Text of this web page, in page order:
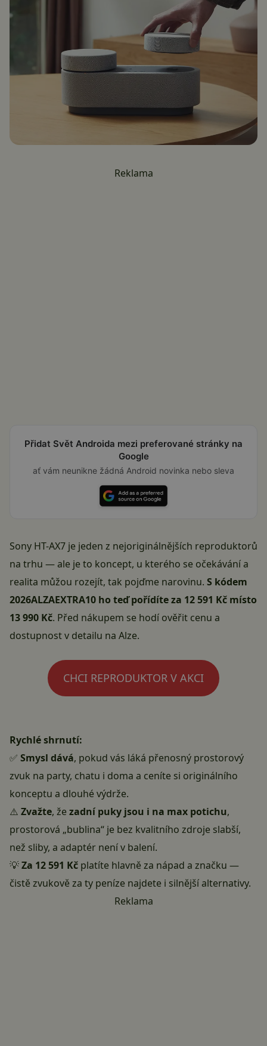
Reklama
Přidat Svět Androida mezi preferované stránky na
Google
ať vám neunikne žádná Android novinka nebo sleva
Sony HT-AX7 je jeden z nejoriginálnějších reproduktorů
na trhu — ale je to koncept, u kterého se očekávání a
realita můžou rozejít, tak pojďme narovinu. S kódem
2026ALZAEXTRA10 ho teď pořídíte za 12 591 Kč místo
13 990 Kč. Před nákupem se hodí ověřit cenu a
dostupnost v detailu na Alze.
CHCI REPRODUKTOR V AKCI
Rychlé shrnutí:
✅ Smysl dává, pokud vás láká přenosný prostorový
zvuk na party, chatu i doma a ceníte si originálního
konceptu a dlouhé výdrže.
⚠️ Zvažte, žezadní puky jsou i na max potichu,
prostorová „bublina“ je bez kvalitního zdroje slabší,
než sliby, a adaptér není v balení.
💡Za 12 591 Kč platíte hlavně za nápad a značku —
čistě zvukově za ty peníze najdete i silnější alternativy.
Reklama